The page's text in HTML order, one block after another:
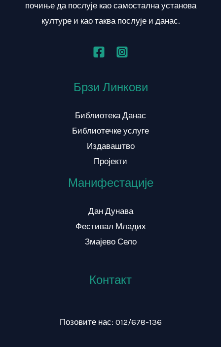
почиње да послује као самостална установа
културе и као таква послује и данас.
Брзи Линкови
Библиотека Данас
Библиотечке услуге
Издаваштво
Пројекти
Манифестације
Дан Дунава
Фестивал Младих
Змајево Село
Контакт
Позовите нас: 012/678-136